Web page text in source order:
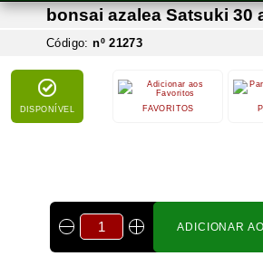
bonsai azalea Satsuki 30
Código:nº 21273
DISPONÍVEL FAVORITOS
ADICIONAR